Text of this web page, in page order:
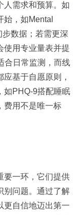
人需求和预算。如
，如Mental
数据；若需更深
使用专业量表并提
合日常监测，而线
基于自愿原则，
如PHQ-9搭配睡眠
费用不是唯一标
要一环，它们提供
别问题。通过了解
更自信地迈出第一